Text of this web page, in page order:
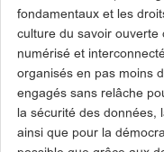
fondamentaux et les
culture du savoir ouverte
numérisé et
organisés en pas moins
engagés sans relâche
la sécurité des données,
ainsi que pour la